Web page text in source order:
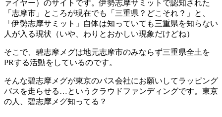
ァイヤー）のサイトです。伊勢志摩サミットで認知された
「志摩市」ところが現在でも「三重県？どこそれ？」と、
「伊勢志摩サミット」自体は知っていても三重県を知らない
人が入る現状（いや、わりとおかしい現象だけどね）
そこで、碧志摩メグは地元志摩市のみならず三重県全土を
PRする活動をしているのです。
そんな碧志摩メグが東京のバス会社にお願いしてラッピング
バスを走らせる…というクラウドファンディングです。東京
の人、碧志摩メグ知ってる？